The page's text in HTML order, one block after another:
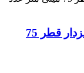
چرخ بیمارستانی قابدار پیچی گردان ترمزدار قطر 75